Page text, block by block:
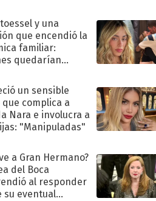
y una
que encendió la
familiar:
quedarían
un sensible
complica a
Nara e involucra a
"Manipuladas"
a Gran Hermano?
del Boca
al responder
su eventual